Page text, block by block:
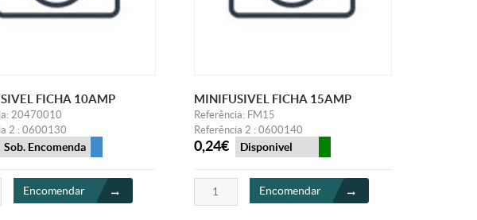
FICHA 10AMP
20470010
2 : 0600130
Sob. Encomenda
Encomendar
MINIFUSIVEL FICHA 15AMP
Referência: FM15
Referência 2 : 0600140
0,24€ Disponivel
Encomendar